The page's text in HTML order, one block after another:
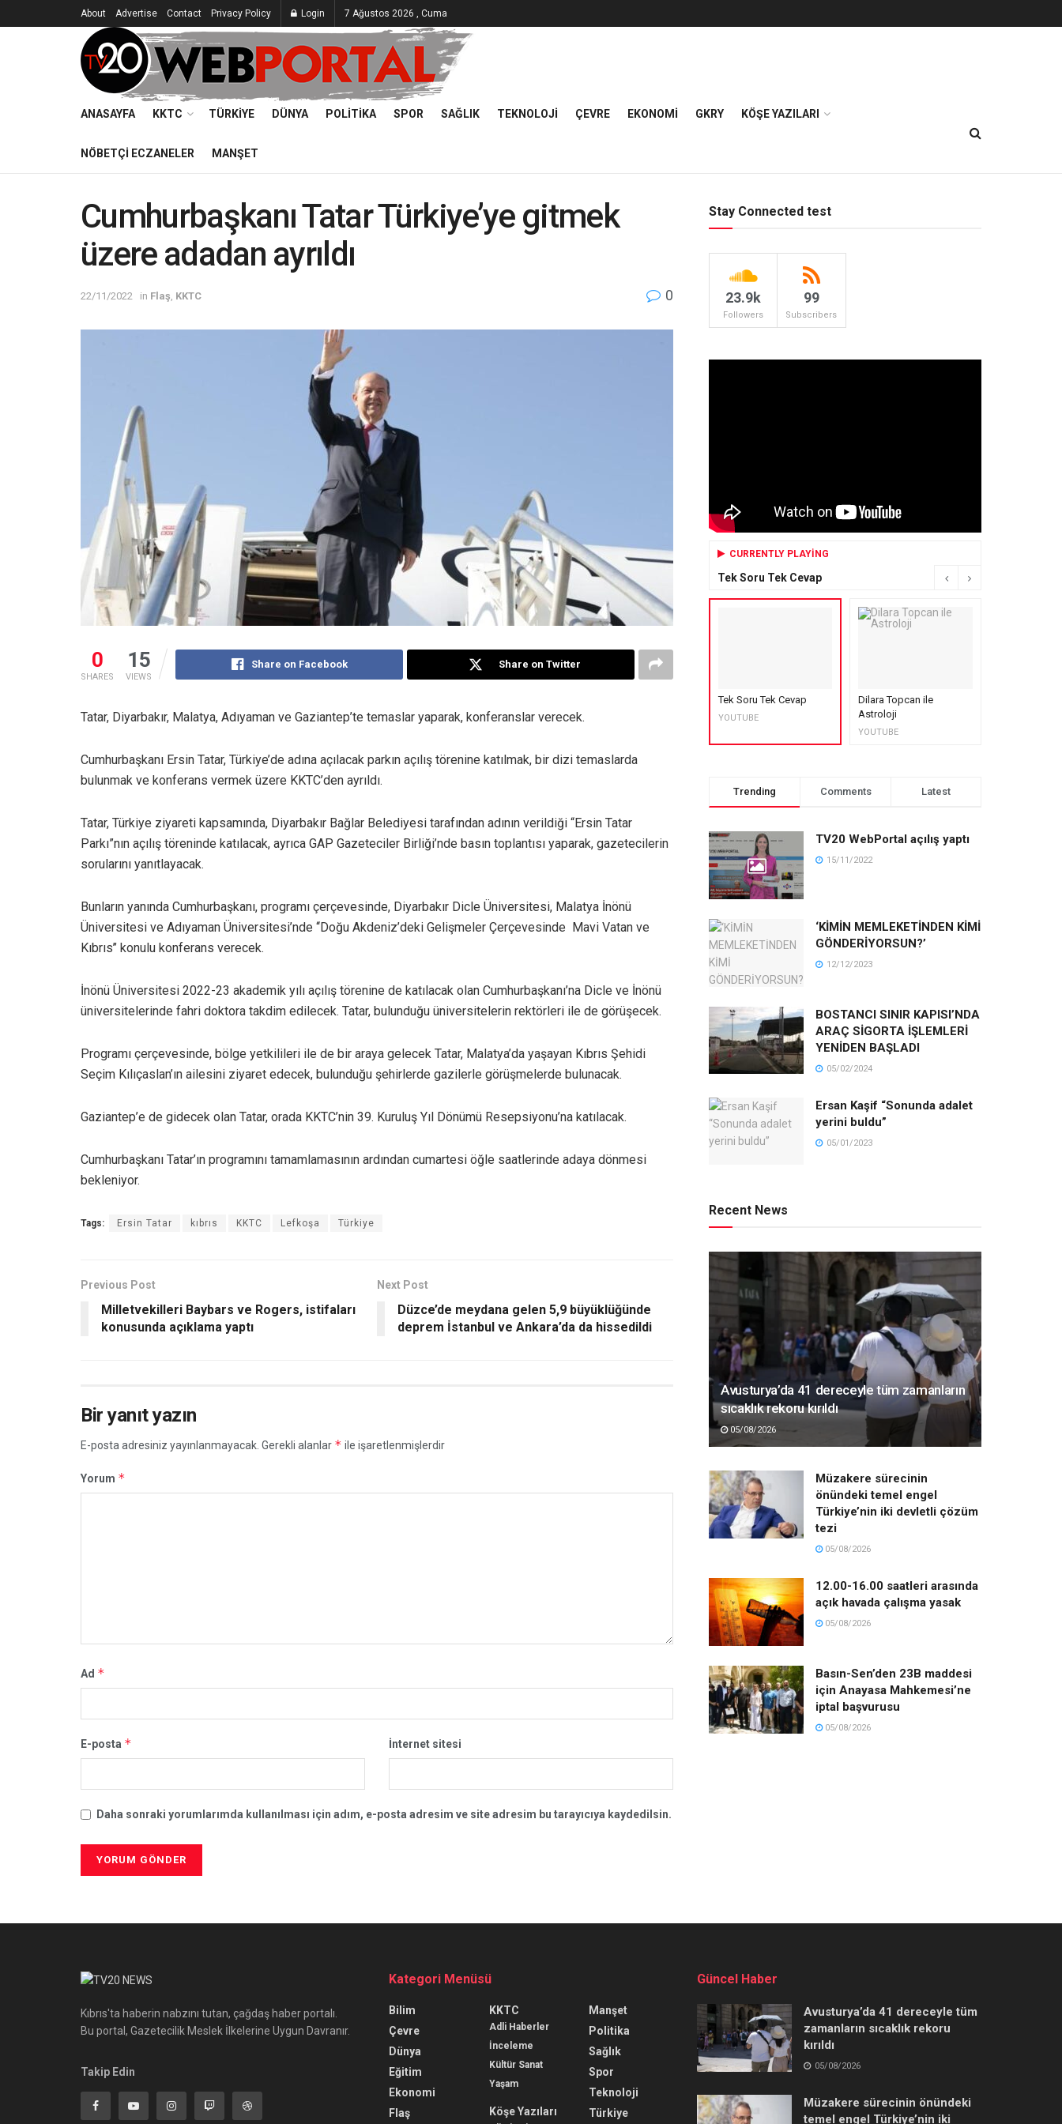
About Advertise Contact Privacy Policy Login 7 Ağustos 2026 , Cuma
ANASAYFA KKTC TÜRKIYE DÜNYA POLITIKA SPOR SAĞLIK TEKNOLOJI ÇEVRE EKONOMI GKRY KÖŞE YAZILARI
NÖBETÇI ECZANELER MANŞET
Cumhurbaşkanı Tatar Türkiye’ye gitmek
üzere adadan ayrıldı
22/11/2022 in Flaş KKTC 0
0
SHARES
15
VIEWS
Share on Facebook Share on Twitter
Tatar, Diyarbakır, Malatya, Adıyaman ve Gaziantep’te temaslar yaparak, konferanslar verecek.
Cumhurbaşkanı Ersin Tatar, Türkiye’de adına açılacak parkın açılış törenine katılmak, bir dizi temaslarda
bulunmak ve konferans vermek üzere KKTC’den ayrıldı.
Tatar, Türkiye ziyareti kapsamında, Diyarbakır Bağlar Belediyesi tarafından adının verildiği “Ersin Tatar
Parkı”nın açılış töreninde katılacak, ayrıca GAP Gazeteciler Birliği’nde basın toplantısı yaparak, gazetecilerin
sorularını yanıtlayacak.
Bunların yanında Cumhurbaşkanı, programı çerçevesinde, Diyarbakır Dicle Üniversitesi, Malatya İnönü
Üniversitesi ve Adıyaman Üniversitesi’nde ‘‘Doğu Akdeniz’deki Gelişmeler Çerçevesinde Mavi Vatan ve
Kıbrıs’’ konulu konferans verecek.
İnönü Üniversitesi 2022-23 akademik yılı açılış törenine de katılacak olan Cumhurbaşkanı’na Dicle ve İnönü
üniversitelerinde fahri doktora takdim edilecek. Tatar, bulunduğu üniversitelerin rektörleri ile de görüşecek.
Programı çerçevesinde, bölge yetkilileri ile de bir araya gelecek Tatar, Malatya’da yaşayan Kıbrıs Şehidi
Seçim Kılıçaslan’ın ailesini ziyaret edecek, bulunduğu şehirlerde gazilerle görüşmelerde bulunacak.
Gaziantep’e de gidecek olan Tatar, orada KKTC’nin 39. Kuruluş Yıl Dönümü Resepsiyonu’na katılacak.
Cumhurbaşkanı Tatar’ın programını tamamlamasının ardından cumartesi öğle saatlerinde adaya dönmesi
bekleniyor.
Tags: Ersin Tatar kıbrıs KKTC Lefkoşa Türkiye
Previous Post
Milletvekilleri Baybars ve Rogers, istifaları
konusunda açıklama yaptı
Next Post
Düzce’de meydana gelen 5,9 büyüklüğünde
deprem İstanbul ve Ankara’da da hissedildi
Bir yanıt yazın
E-posta adresiniz yayınlanmayacak. Gerekli alanlar * ile işaretlenmişlerdir
Yorum *
Ad *
E-posta * İnternet sitesi
Daha sonraki yorumlarımda kullanılması için adım, e-posta adresim ve site adresim bu tarayıcıya kaydedilsin.
Stay Connected test
23.9k
Followers
99
Subscribers
CURRENTLY PLAYING
Tek Soru Tek Cevap
Tek Soru Tek Cevap
YOUTUBE
Dilara Topcan ile
Astroloji
YOUTUBE
Trending Comments Latest
TV20 WebPortal açılış yaptı
15/11/2022
‘KİMİN MEMLEKETİNDEN KİMİ
GÖNDERİYORSUN?’
12/12/2023
BOSTANCI SINIR KAPISI’NDA
ARAÇ SİGORTA İŞLEMLERİ
YENİDEN BAŞLADI
05/02/2024
Ersan Kaşif “Sonunda adalet
yerini buldu”
05/01/2023
Recent News
Avusturya’da 41 dereceyle tüm zamanların
sıcaklık rekoru kırıldı
05/08/2026
Müzakere sürecinin
önündeki temel engel
Türkiye’nin iki devletli çözüm
tezi
05/08/2026
12.00-16.00 saatleri arasında
açık havada çalışma yasak
05/08/2026
Basın-Sen’den 23B maddesi
için Anayasa Mahkemesi’ne
iptal başvurusu
05/08/2026
Kıbrıs'ta haberin nabzını tutan, çağdaş haber portalı.
Bu portal, Gazetecilik Meslek İlkelerine Uygun Davranır.
Takip Edin
Kategori Menüsü
Bilim
Çevre
Dünya
Eğitim
Ekonomi
Flaş
KKTC
Adli Haberler
İnceleme
Kültür Sanat
Yaşam
Köşe Yazıları
Manşet
Politika
Sağlık
Spor
Teknoloji
Türkiye
Güncel Haber
Avusturya’da 41 dereceyle tüm
zamanların sıcaklık rekoru
kırıldı
05/08/2026
Müzakere sürecinin önündeki
temel engel Türkiye’nin iki